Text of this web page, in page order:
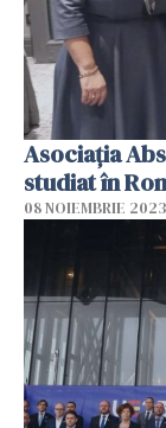
Asociația
studiat în
08 NOIEMBRIE 2023